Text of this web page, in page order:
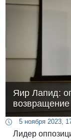
Яир Лапид:
5 ноября 2023,
Лидер